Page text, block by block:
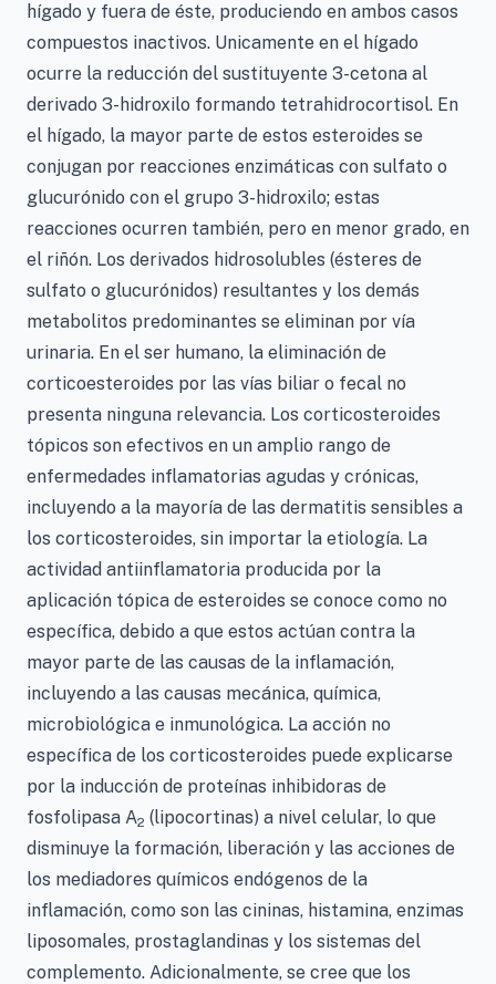
hígado y fuera de éste, produciendo en ambos casos
compuestos inactivos. Unicamente en el hígado
ocurre la reducción del sustituyente 3-cetona al
derivado 3-hidroxilo formando tetrahidrocortisol. En
el hígado, la mayor parte de estos esteroides se
conjugan por reacciones enzimáticas con sulfato o
glucurónido con el grupo 3-hidroxilo; estas
reacciones ocurren también, pero en menor grado, en
el riñón. Los derivados hidrosolubles (ésteres de
sulfato o glucurónidos) resultantes y los demás
metabolitos predominantes se eliminan por vía
urinaria. En el ser humano, la eliminación de
corticoesteroides por las vías biliar o fecal no
presenta ninguna relevancia. Los corticosteroides
tópicos son efectivos en un amplio rango de
enfermedades inflamatorias agudas y crónicas,
incluyendo a la mayoría de las dermatitis sensibles a
los corticosteroides, sin importar la etiología. La
actividad antiinflamatoria producida por la
aplicación tópica de esteroides se conoce como no
específica, debido a que estos actúan contra la
mayor parte de las causas de la inflamación,
incluyendo a las causas mecánica, química,
microbiológica e inmunológica. La acción no
específica de los corticosteroides puede explicarse
por la inducción de proteínas inhibidoras de
fosfolipasa A2 (lipocortinas) a nivel celular, lo que
disminuye la formación, liberación y las acciones de
los mediadores químicos endógenos de la
inflamación, como son las cininas, histamina, enzimas
liposomales, prostaglandinas y los sistemas del
complemento. Adicionalmente, se cree que los